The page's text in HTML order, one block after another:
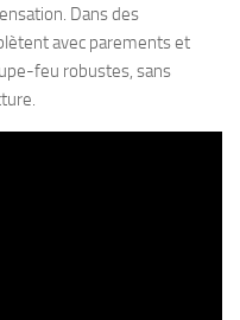
Dans des
avec parements et
feu robustes, sans